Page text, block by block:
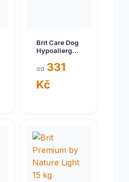
Brit Care Dog
Hypoallergenic
Breed 3 kg
od 331
Kč